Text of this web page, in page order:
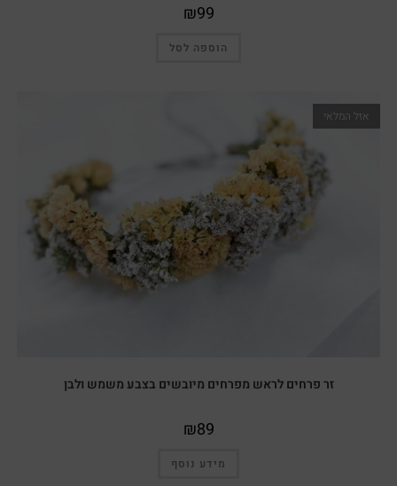
₪99
הוספה לסל
אזל המלאי
זר פרחים לראש מפרחים מיובשים בצבע משמש ולבן
₪89
מידע נוסף